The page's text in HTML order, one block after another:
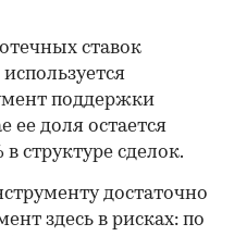
ставок
поддержки
ее доля остается
структуре сделок.
достаточно
здесь в рисках: по